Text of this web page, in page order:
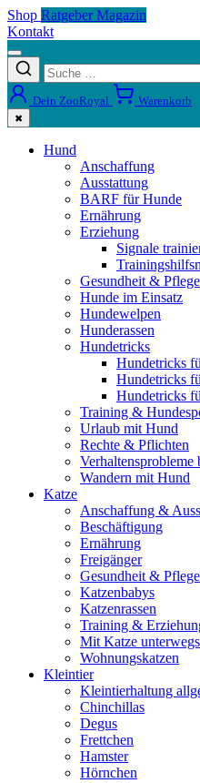
Shop Ratgeber Magazin
Kontakt
Dein ZooRoyal Warenkorb
✖
Hund
Anschaffung
Ausstattung
BARF für Hunde
Ernährung
Erziehung
Signale
Gesundheit & Pflege
Hunde im Einsatz
Hundewelpen
Hunderassen
Hundetricks
Hundetricks
Hundetricks
Hundetricks
Training &
Urlaub mit Hund
Rechte & Pflichten
Verhaltensprobleme
Wandern mit Hund
Katze
Anschaffung &
Beschäftigung
Ernährung
Freigänger
Gesundheit & Pflege
Katzenbabys
Katzenrassen
Training &
Mit Katze unterwegs
Wohnungskatzen
Kleintier
Kleintierhaltung
Chinchillas
Degus
Frettchen
Hamster
Hörnchen